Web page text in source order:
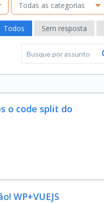
Todas as categorias
Todos Sem resposta
o code split do
WP+VUEJS